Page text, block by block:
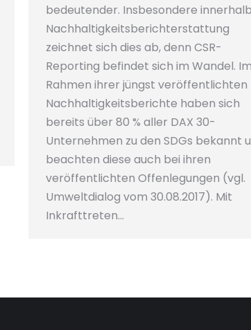
bedeutender. Insbesondere
Nachhaltigkeitsberichterstattung
zeichnet sich dies ab, denn CSR-
Reporting befindet sich im Wandel. Im
Rahmen ihrer jüngst veröffentlichten
Nachhaltigkeitsberichte haben sich
bereits über 80 % aller DAX 30-
Unternehmen zu den SDGs bekannt
beachten diese auch bei ihren
veröffentlichten Offenlegungen (vgl.
Umweltdialog vom 30.08.2017). Mit
Inkrafttreten…